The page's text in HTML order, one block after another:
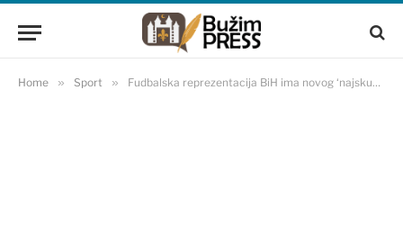
Home » Sport » Fudbalska reprezentacija BiH ima novog ‘najskupljeg’ igrača